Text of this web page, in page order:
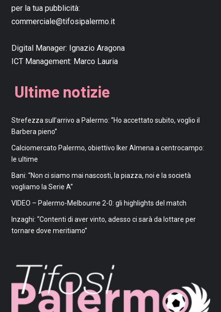
per la tua pubblicità:
commerciale@tifosipalermo.it
Digital Manager: Ignazio Aragona
ICT Management: Marco Lauria
Ultime notizie
Strefezza sull’arrivo a Palermo: “Ho accettato subito, voglio il
Barbera pieno”
Calciomercato Palermo, obiettivo Iker Almena a centrocampo:
le ultime
Bani: “Non ci siamo mai nascosti, la piazza, noi e la società
vogliamo la Serie A”
VIDEO – Palermo-Melbourne 2-0: gli highlights del match
Inzaghi: “Contenti di aver vinto, adesso ci sarà da lottare per
tornare dove meritiamo”